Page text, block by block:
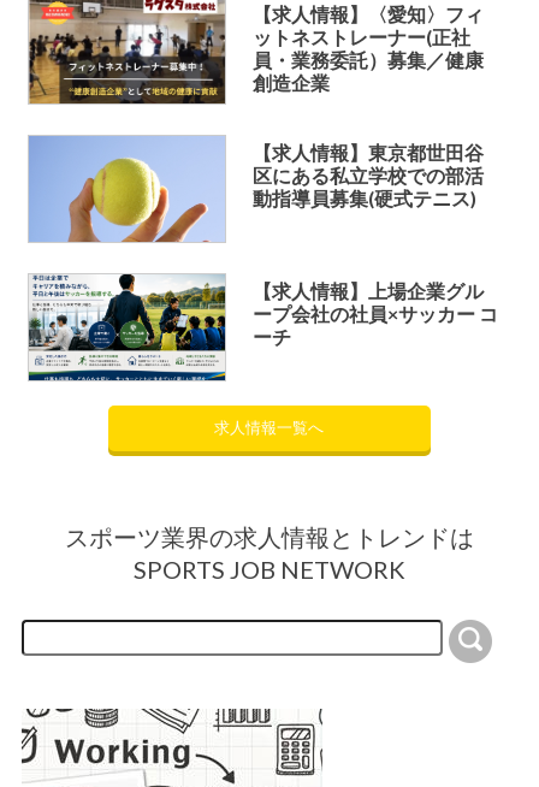
【求人情報】〈愛知〉フィ
ットネストレーナー(正社
員・業務委託）募集／健康
創造企業
【求人情報】東京都世田谷
区にある私立学校での部活
動指導員募集(硬式テニス)
【求人情報】上場企業グル
ープ会社の社員×サッカー コ
ーチ
求人情報一覧へ
スポーツ業界の求人情報とトレンドは
SPORTS JOB NETWORK